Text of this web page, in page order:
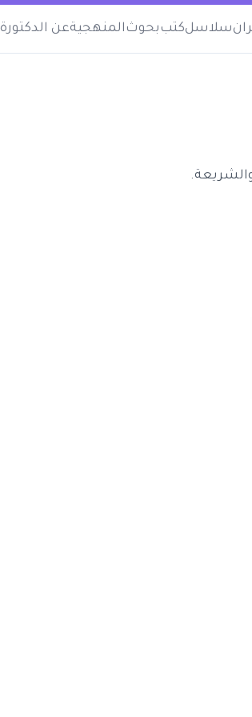
سلاسلكتب بحوث المنهجيةعن الدكتورة